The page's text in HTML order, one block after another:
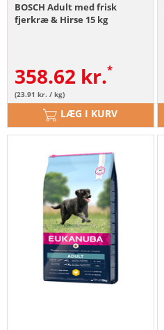
BOSCH Adult med frisk
fjerkræ & Hirse 15 kg
358.62 kr.
(23.91 kr. / kg)
LÆG I KURV